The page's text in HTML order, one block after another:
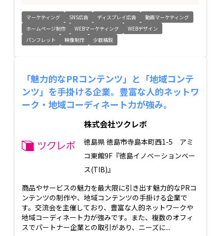
マーケティング SNS広告 ディスプレイ広告
動画マーケティング
ホームページ制作
WEBマーケティング
WEBデザイン
パンフレット
映像制作 少数精鋭
「魅力的なPRコンテンツ」と「地域コンテ
ンツ」を手掛ける企業。豊富な人的ネットワ
ーク・地域コーディネート力が強み。
株式会社ツクレボ
徳島県 徳島市寺島本町西1-5 アミ
コ東館9F『徳島イノベーションベー
ス(TIB)』
商品やサービスの魅力を最大限に引き出す魅力的なPRコ
ンテンツの制作や、地域コンテンツの手掛ける企業で
す。交流会を主催しており、豊富な人的ネットワークや
地域コーディネート力が強みです。また、複数のオフィ
スでパートナー企業との取引があり、ニーズに...